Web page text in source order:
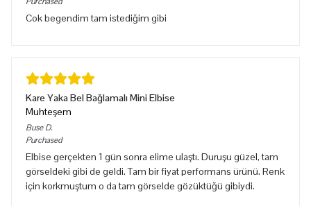
Cok begendim tam istediğim gibi
Kare Yaka Bel Bağlamalı Mini Elbise
Muhteşem
Buse D.
Purchased
Elbise gerçekten 1 gün sonra elime ulaştı. Duruşu güzel, tam
görseldeki gibi de geldi. Tam bir fiyat performans ürünü. Renk
için korkmuştum o da tam görselde gözüktüğü gibiydi.